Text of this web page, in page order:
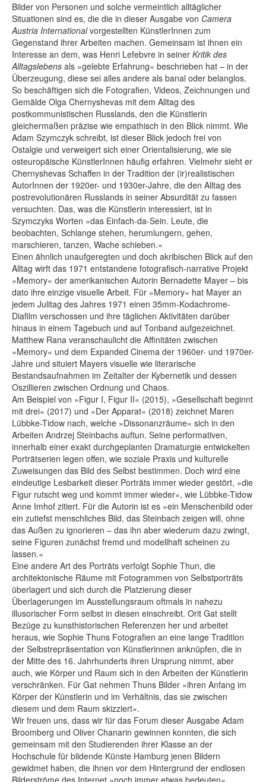
Bilder von Personen und solche vermeintlich alltäglicher
Situationen sind es, die die in dieser Ausgabe von Camera
Austria Internationalvorgestellten KünstlerInnen zum
Gegenstand ihrer Arbeiten machen. Gemeinsam ist ihnen ein
Interesse an dem, was Henri Lefebvre in seiner Kritik des
Alltagslebens als »gelebte Erfahrung« beschrieben hat – in der
Überzeugung, diese sei alles andere als banal oder belanglos.
So beschäftigen sich die Fotografien, Videos, Zeichnungen und
Gemälde Olga Chernyshevas mit dem Alltag des
postkommunistischen Russlands, den die Künstlerin
gleichermaßen präzise wie empathisch in den Blick nimmt. Wie
Adam Szymczyk schreibt, ist dieser Blick jedoch frei von
Ostalgie und verweigert sich einer Orientalisierung, wie sie
osteuropäische KünstlerInnen häufig erfahren. Vielmehr sieht er
Chernyshevas Schaffen in der Tradition der (ir)realistischen
AutorInnen der 1920er- und 1930er-Jahre, die den Alltag des
postrevolutionären Russlands in seiner Absurdität zu fassen
versuchten. Das, was die Künstlerin interessiert, ist in
Szymczyks Worten »das Einfach-da-Sein. Leute, die
beobachten, Schlange stehen, herumlungern, gehen,
marschieren, tanzen, Wache schieben.«
Einen ähnlich unaufgeregten und doch akribischen Blick auf den
Alltag wirft das 1971 entstandene fotografisch-narrative Projekt
»Memory« der amerikanischen Autorin Bernadette Mayer – bis
dato ihre einzige visuelle Arbeit. Für »Memory« hat Mayer an
jedem Julitag des Jahres 1971 einen 35mm-Kodachrome-
Diafilm verschossen und ihre täglichen Aktivitäten darüber
hinaus in einem Tagebuch und auf Tonband aufgezeichnet.
Matthew Rana veranschaulicht die Affinitäten zwischen
»Memory« und dem Expanded Cinema der 1960er- und 1970er-
Jahre und situiert Mayers visuelle wie literarische
Bestandsaufnahmen im Zeitalter der Kybernetik und dessen
Oszillieren zwischen Ordnung und Chaos.
Am Beispiel von »Figur I, Figur II« (2015), »Gesellschaft beginnt
mit drei« (2017) und »Der Apparat« (2018) zeichnet Maren
Lübbke-Tidow nach, welche »Dissonanzräume« sich in den
Arbeiten Andrzej Steinbachs auftun. Seine performativen,
innerhalb einer exakt durchgeplanten Dramaturgie entwickelten
Porträtserien legen offen, wie soziale Praxis und kulturelle
Zuweisungen das Bild des Selbst bestimmen. Doch wird eine
eindeutige Lesbarkeit dieser Porträts immer wieder gestört, »die
Figur rutscht weg und kommt immer wieder«, wie Lübbke-Tidow
Anne Imhof zitiert. Für die Autorin ist es »ein Menschenbild oder
ein zutiefst menschliches Bild, das Steinbach zeigen will, ohne
das Außen zu ignorieren – das ihn aber wiederum dazu zwingt,
seine Figuren zunächst fremd und modellhaft scheinen zu
lassen.«
Eine andere Art des Porträts verfolgt Sophie Thun, die
architektonische Räume mit Fotogrammen von Selbstporträts
überlagert und sich durch die Platzierung dieser
Überlagerungen im Ausstellungsraum oftmals in nahezu
illusorischer Form selbst in diesen einschreibt. Orit Gat stellt
Bezüge zu kunsthistorischen Referenzen her und arbeitet
heraus, wie Sophie Thuns Fotografien an eine lange Tradition
der Selbstrepräsentation von Künstlerinnen anknüpfen, die in
der Mitte des 16. Jahrhunderts ihren Ursprung nimmt, aber
auch, wie Körper und Raum sich in den Arbeiten der Künstlerin
verschränken. Für Gat nehmen Thuns Bilder »ihren Anfang im
Körper der Künstlerin und im Verhältnis, das sie zwischen
diesem und dem Raum skizziert«.
Wir freuen uns, dass wir für das Forum dieser Ausgabe Adam
Broomberg und Oliver Chanarin gewinnen konnten, die sich
gemeinsam mit den Studierenden ihrer Klasse an der
Hochschule für bildende Künste Hamburg jenen Bildern
gewidmet haben, die ihnen vor dem Hintergrund der endlosen